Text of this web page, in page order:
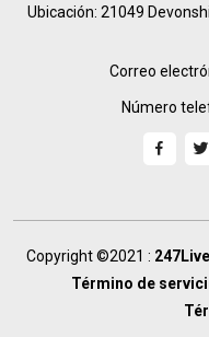
Ubicación: 21049
Correo
Número
Copyright ©2021 :
Término de